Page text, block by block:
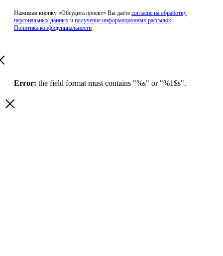
Нажимая кнопку «Обсудить проект» Вы даёте согласие на обработку
персональных данных и получение информационных рассылок.
Политика конфиденциальности
Error: the field format must contains "%s" or "%1$s".